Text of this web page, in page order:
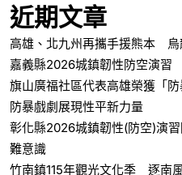
近期文章
高雄、北九州再攜手援熊本 烏
嘉義縣2026城鎮韌性防空演習
旗山廣福社區代表高雄榮獲「
防暴戲劇展現性平新力量
彰化縣2026城鎮韌性(防空)演
難意識
竹南鎮115年觀光文化季 逐南